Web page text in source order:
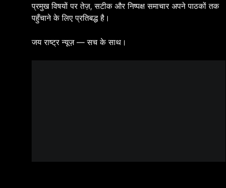
प्रमुख विषयों पर तेज़, सटीक और निष्पक्ष समाचार अपने पाठकों तक
पहुँचाने के लिए प्रतिबद्ध है।
जय राष्ट्र न्यूज़ — सच के साथ।